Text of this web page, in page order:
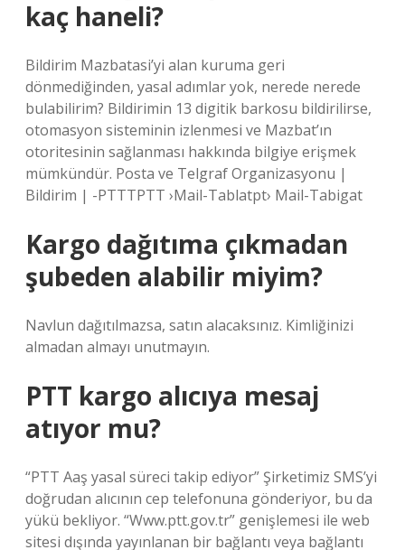
kaç haneli?
Bildirim Mazbatasi’yi alan kuruma geri
dönmediğinden, yasal adımlar yok, nerede nerede
bulabilirim? Bildirimin 13 digitik barkosu bildirilirse,
otomasyon sisteminin izlenmesi ve Mazbat’ın
otoritesinin sağlanması hakkında bilgiye erişmek
mümkündür. Posta ve Telgraf Organizasyonu |
Bildirim | -PTTTPTT ›Mail-Tablatpt› Mail-Tabigat
Kargo dağıtıma çıkmadan
şubeden alabilir miyim?
Navlun dağıtılmazsa, satın alacaksınız. Kimliğinizi
almadan almayı unutmayın.
PTT kargo alıcıya mesaj
atıyor mu?
“PTT Aaş yasal süreci takip ediyor” Şirketimiz SMS’yi
doğrudan alıcının cep telefonuna gönderiyor, bu da
yükü bekliyor. “Www.ptt.gov.tr” genişlemesi ile web
sitesi dışında yayınlanan bir bağlantı veya bağlantı